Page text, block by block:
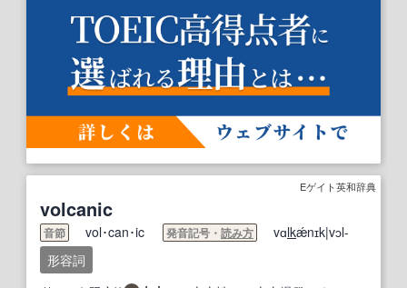
Eゲイト英和辞典
volcanic
音節 vol･can･ic 発音記号・ 読み方 vɑlkǽnɪk|vɔl-
形容詞